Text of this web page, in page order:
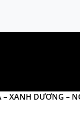
XANH DƯƠNG –